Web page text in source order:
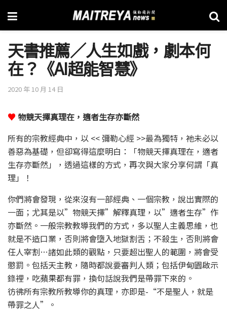
天書推薦／人生如戲，劇本何
在？《AI超能智慧》
2020 年 10 月 14 日
♥ 物競天擇真理在，適者生存亦斷然
所有的宗教經典中，以 << 彌勒心經 >>最為獨特，祂未必以
善惡為基礎，但卻寫得這麼明白：「物競天擇真理在，適者
生存亦斷然」，透過這樣的方式，再次與大家分享何謂「真
理」！
你們將會發現，從來沒有一部經典、一個宗教，說出實際的
一面；尤其是以”物競天擇”解釋真理，以”適者生存”作
亦斷然。一般宗教教導我們的方式，多以聖人主義思維，也
就是不造口業，否則將會墮入地獄割舌；不殺生，否則將會
任人宰割…諸如此類的觀點，只要超出聖人的範圍，將會受
懲罰。包括天主教，隨時都說要審判人類；包括伊甸園啟示
錄裡，吃蘋果都有罪，換句話說我們是帶罪下來的。
彷彿所有宗教所教導你的真理，亦即是-“不是聖人，就是
帶罪之人”。